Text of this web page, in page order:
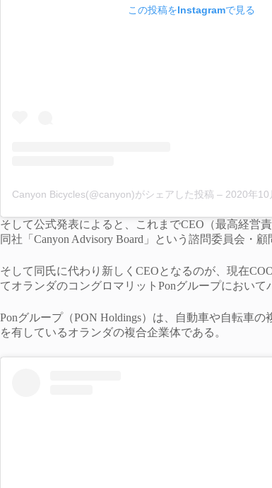
この投稿をInstagramで見る
Canyon Bicycles(@canyon)がシェアした投稿 – 2020年10月
そして公式発表によると、これまでCEO（最高経営
同社「Canyon Advisory Board」という諮問委員会・
そして同氏に代わり新しくCEOとなるのが、現在
てオランダのコングロマリットPonグループにおいて
Ponグループ（PON Holdings）は、自動車や自転車
を有しているオランダの複合企業体である。